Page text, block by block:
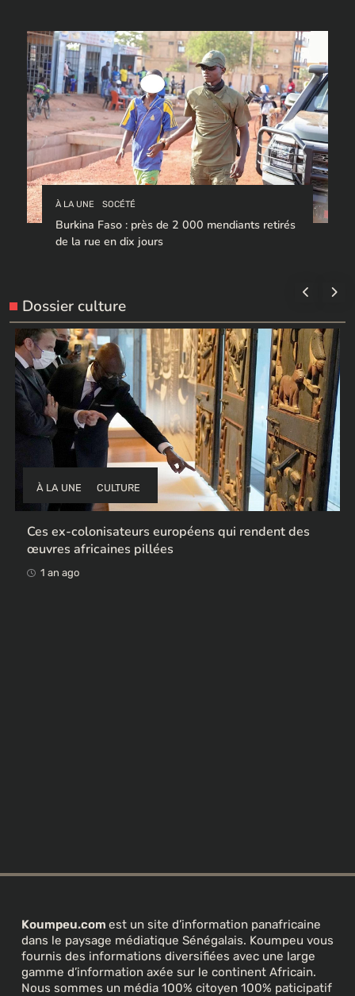
À LA UNE SOCÉTÉ
Burkina Faso : près de 2 000 mendiants retirés
de la rue en dix jours
Dossier culture
À LA UNE CULTURE
Ces ex-colonisateurs européens qui rendent des
œuvres africaines pillées
1 an ago
Koumpeu.com est un site d’information panafricaine
dans le paysage médiatique Sénégalais. Koumpeu vous
fournis des informations diversifiées avec une large
gamme d’information axée sur le continent Africain.
Nous sommes un média 100% citoyen 100% paticipatif